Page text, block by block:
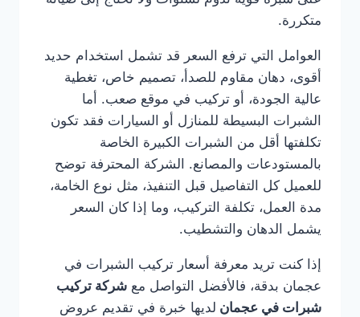
متكررة.
العوامل التي ترفع السعر قد تشمل استخدام حديد
أقوى، دهان مقاوم للصدأ، تصميم خاص، تغطية
عالية الجودة، أو تركيب في موقع صعب. أما
الشبرات البسيطة للمنازل أو السيارات فقد تكون
تكلفتها أقل من الشبرات الكبيرة الخاصة
بالمستودعات والمصانع. الشركة المحترفة توضح
للعميل كل التفاصيل قبل التنفيذ، مثل نوع الخامة،
مدة العمل، تكلفة التركيب، وما إذا كان السعر
يشمل الدهان والتشطيب.
إذا كنت تريد معرفة أسعار تركيب الشبرات في
عجمان بدقة، فالأفضل التواصل مع شركة تركيب
شبرات في عجمان لديها خبرة في تقديم عروض